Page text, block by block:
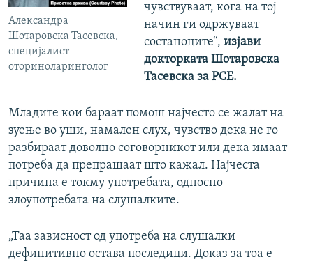
Aлександра
Шотаровска Тасевска,
специјалист
оториноларинголог
чувствуваат, кога на тој
начин ги одржуваат
состаноците“, изјави
докторката Шотаровска
Тасевска за РСЕ.
Младите кои бараат помош најчесто се жалат на
зуење во уши, намален слух, чувство дека не го
разбираат доволно соговорникот или дека имаат
потреба да препрашаат што кажал. Најчеста
причина е токму употребата, односно
злоупотребата на слушалките.
„Таа зависност од употреба на слушалки
дефинитивно остава последици. Доказ за тоа е